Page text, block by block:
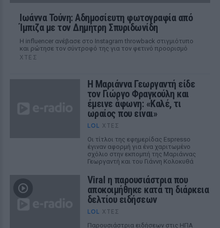
Ιωάννα Τούνη: Αδημοσίευτη φωτογραφία από
Ίμπιζα με τον Δημήτρη Σπυριδωνίδη
Η influencer ανέβασε στο Instagram throwback στιγμιότυπο
και ρώτησε τον σύντροφό της για τον φετινό προορισμό
ΧΤΕΣ
Η Μαριάννα Γεωργαντή είδε
τον Γιώργο Φραγκούλη και
έμεινε άφωνη: «Καλέ, τι
ωραίος που είναι»
LOL ΧΤΕΣ
Οι τίτλοι της εφημερίδας Espresso
έγιναν αφορμή για ένα χαριτωμένο
σχόλιο στην εκπομπή της Μαριάννας
Γεωργαντή και του Γιάννη Κολοκυθά
Viral η παρουσιάστρια που
αποκοιμήθηκε κατά τη διάρκεια
δελτίου ειδήσεων
LOL ΧΤΕΣ
Παρουσιάστρια ειδήσεων στις ΗΠΑ